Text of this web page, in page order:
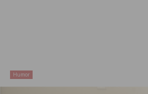
Humor